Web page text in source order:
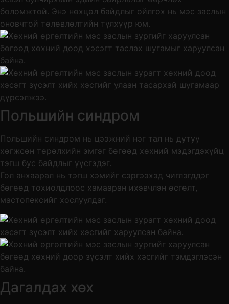
боломжтой. Энэ нөхцөл байдлыг ойлгох нь мэс заслын
оновчтой төлөвлөлтийн түлхүүр юм.
Польшийн синдром
Польшийн синдром нь цээжний нэг тал нь дутуу
хөгжсөн төрөлхийн эмгэг бөгөөд хөхний мэдэгдэхүйц
тэгш бус байдлыг үүсгэдэг.
Гол анхаарал нь тэгш хэмийг сэргээхэд чиглэгддэг
бөгөөд тохиолдлоос хамааран ихэвчлэн өсгөлт,
мастопексийг хослуулдаг.
Дагалдах хөх